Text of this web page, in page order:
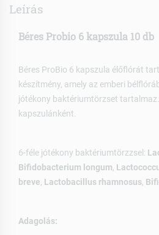
Leírás
Béres Probio 6 kapszula 10 db
Béres ProBio 6 kapszula élőflórát
készítmény, amely az emberi
jótékony baktériumtörzset
kapszulánként.
6-féle jótékony baktériumtörzzsel:
Bifidobacterium longum
breve Lactobacillus rhamnosus
Adagolás: